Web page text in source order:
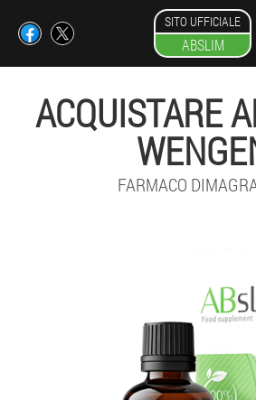
SITO UFFICIALE
ABSLIM
ACQUISTARE
FARMACO